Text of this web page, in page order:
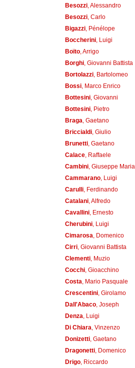
Besozzi, Alessandro
Besozzi, Carlo
Bigazzi, Pénélope
Boccherini, Luigi
Boïto, Arrigo
Borghi, Giovanni Battista
Bortolazzi, Bartolomeo
Bossi, Marco Enrico
Bottesini, Giovanni
Bottesini, Pietro
Braga , Gaetano
Briccialdi, Giulio
Brunetti, Gaetano
Calace, Raffaele
Cambini, Giuseppe Maria
Cammarano, Luigi
Carulli, Ferdinando
Catalani, Alfredo
Cavallini, Ernesto
Cherubini, Luigi
Cimarosa , Domenico
Cirri, Giovanni Battista
Clementi, Muzio
Cocchi, Gioacchino
Costa , Mario Pasquale
Crescentini, Girolamo
Dall'Abaco, Joseph
Denza , Luigi
Di Chiara , Vinzenzo
Donizetti, Gaetano
Dragonetti, Domenico
Drigo, Riccardo